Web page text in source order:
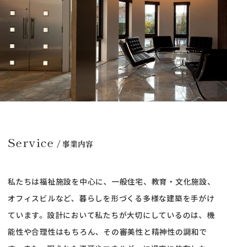
Service / 事業内容
私たちは福祉施設を中心に、一般住宅、教育・文化施設、
オフィスビルなど、 暮らしを形づくる多様な建築を手がけ
ています。 設計において私たちが大切にしているのは、 機
能性や合理性はもちろん、その審美性と精神性の調和で